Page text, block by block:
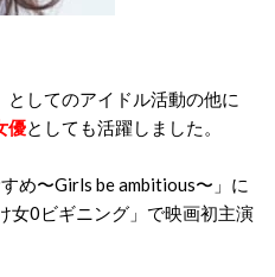
してのアイドル活動の他に
優としても活躍しました。
め〜Girls be ambitious〜」に
女0ビギニング」で映画初主演